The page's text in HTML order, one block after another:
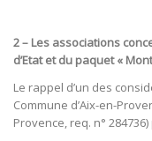
2 – Les associations
d’Etat et du paquet «
Le rappel d’un des
Commune d’Aix-en-
Provence, req. n°